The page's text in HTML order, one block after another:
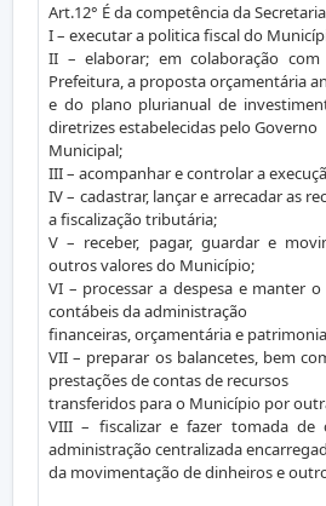
Art.12° É da competência da
I – executar a politica fiscal do
II – elaborar; em colaboração
Prefeitura, a proposta orçamentária
e do plano plurianual de
diretrizes estabelecidas pelo Governo
Municipal;
III – acompanhar e controlar a
IV – cadastrar, lançar e arrecadar as
a fiscalização tributária;
V – receber, pagar, guardar e
outros valores do Município;
VI – processar a despesa e manter
contábeis da administração
financeiras, orçamentária e
VII – preparar os balancetes, bem
prestações de contas de recursos
transferidos para o Município por
VIII – fiscalizar e fazer tomada de
administração centralizada
da movimentação de dinheiros e